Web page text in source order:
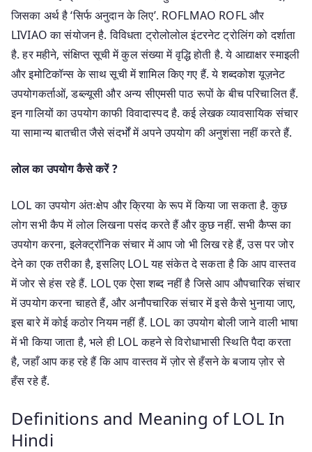
जिसका अर्थ है ‘सिर्फ अनुदान के लिए’. ROFLMAO ROFL और
LIVIAO का संयोजन है. विविधता ट्रोलोलोल इंटरनेट ट्रोलिंग को दर्शाता
है. हर महीने, संक्षिप्त सूची में कुल संख्या में वृद्धि होती है. ये आद्याक्षर स्माइली
और इमोटिकॉन्स के साथ सूची में शामिल किए गए हैं. ये शब्दकोश यूज़नेट
उपयोगकर्ताओं, डब्ल्यूसी और अन्य सीएमसी पाठ रूपों के बीच परिचालित हैं.
इन गालियों का उपयोग काफी विवादास्पद है. कई लेखक व्यावसायिक संचार
या सामान्य बातचीत जैसे संदर्भों में अपने उपयोग की अनुशंसा नहीं करते हैं.
लोल का उपयोग कैसे करें ?
LOL का उपयोग अंतःक्षेप और क्रिया के रूप में किया जा सकता है. कुछ
लोग सभी कैप में लोल लिखना पसंद करते हैं और कुछ नहीं. सभी कैप्स का
उपयोग करना, इलेक्ट्रॉनिक संचार में आप जो भी लिख रहे हैं, उस पर जोर
देने का एक तरीका है, इसलिए LOL यह संकेत दे सकता है कि आप वास्तव
में जोर से हंस रहे हैं. LOL एक ऐसा शब्द नहीं है जिसे आप औपचारिक संचार
में उपयोग करना चाहते हैं, और अनौपचारिक संचार में इसे कैसे भुनाया जाए,
इस बारे में कोई कठोर नियम नहीं हैं. LOL का उपयोग बोली जाने वाली भाषा
में भी किया जाता है, भले ही LOL कहने से विरोधाभासी स्थिति पैदा करता
है, जहाँ आप कह रहे हैं कि आप वास्तव में ज़ोर से हँसने के बजाय ज़ोर से
हँस रहे हैं.
Definitions and Meaning of LOL In
Hindi